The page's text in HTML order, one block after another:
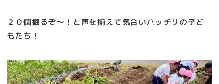
２０個掘るぞ～！と声を揃えて気合いバッチリの子ど
もたち！